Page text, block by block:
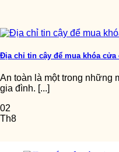
Địa chỉ tin cậy để mua khóa
An toàn là một trong những
gia đình. [...]
02
Th8